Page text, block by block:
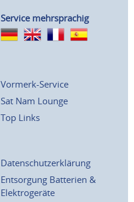
Service mehrsprachig
Vormerk-Service
Sat Nam Lounge
Top Links
Datenschutzerklärung
Entsorgung Batterien &
Elektrogeräte